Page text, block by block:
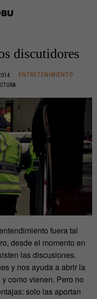
discutidores
ENTRETENIMIENTO
fuera tal
desde el momento en
las discusiones.
y nos ayuda a abrir la
como vienen. Pero no
solo las aportan